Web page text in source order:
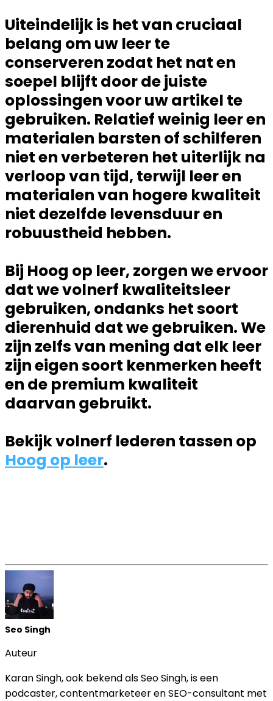
Uiteindelijk is het van cruciaal
belang om uw leer te
conserveren zodat het nat en
soepel blijft door de juiste
oplossingen voor uw artikel te
gebruiken. Relatief weinig leer en
materialen barsten of schilferen
niet en verbeteren het uiterlijk na
verloop van tijd, terwijl leer en
materialen van hogere kwaliteit
niet dezelfde levensduur en
robuustheid hebben.
Bij Hoog op leer, zorgen we ervoor
dat we volnerf kwaliteitsleer
gebruiken, ondanks het soort
dierenhuid dat we gebruiken. We
zijn zelfs van mening dat elk leer
zijn eigen soort kenmerken heeft
en de premium kwaliteit
daarvan gebruikt.
Bekijk volnerf lederen tassen op
Hoog op leer.
Seo Singh
Auteur
Karan Singh, ook bekend als Seo Singh, is een
podcaster, contentmarketeer en SEO-consultant met